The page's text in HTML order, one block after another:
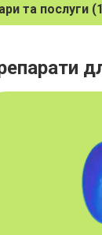
та послуги